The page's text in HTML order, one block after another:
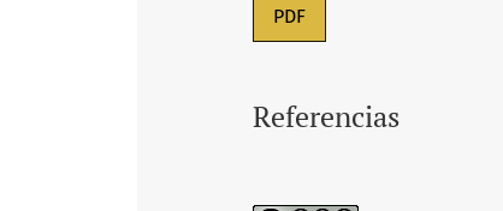
PDF
Referencias